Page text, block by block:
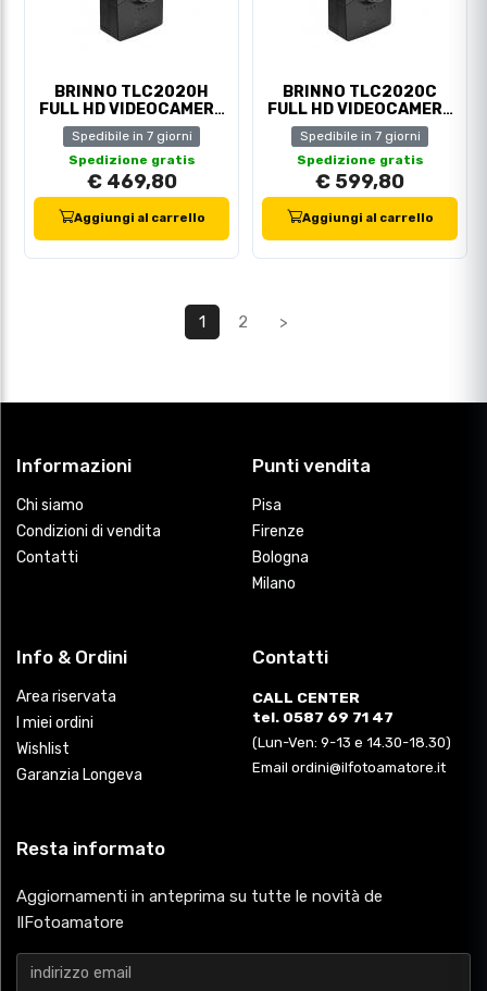
BRINNO TLC2020H
FULL HD VIDEOCAMERA
TIME LAPS KIT
Spedibile in 7 giorni
Spedizione gratis
€ 469,80
Aggiungi al carrello
BRINNO TLC2020C
FULL HD VIDEOCAMERA
TIME LAPS KIT
Spedibile in 7 giorni
Spedizione gratis
€ 599,80
Aggiungi al carrello
1 2 >
Informazioni
Chi siamo
Condizioni di vendita
Contatti
Punti vendita
Pisa
Firenze
Bologna
Milano
Info & Ordini
Area riservata
I miei ordini
Wishlist
Garanzia Longeva
Contatti
CALL CENTER
tel. 0587 69 71 47
(Lun-Ven: 9-13 e 14.30-18.30)
Email ordini@ilfotoamatore.it
Resta informato
Aggiornamenti in anteprima su tutte le novità de
IlFotoamatore